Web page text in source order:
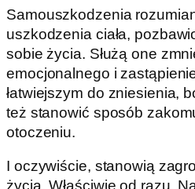
Samouszkodzenia
uszkodzenia ciała,
sobie życia. Służą one
emocjonalnego i
łatwiejszym do zniesienia,
też stanowić sposób
otoczeniu.
I oczywiście, stanowią
życia. Właściwie od razu.